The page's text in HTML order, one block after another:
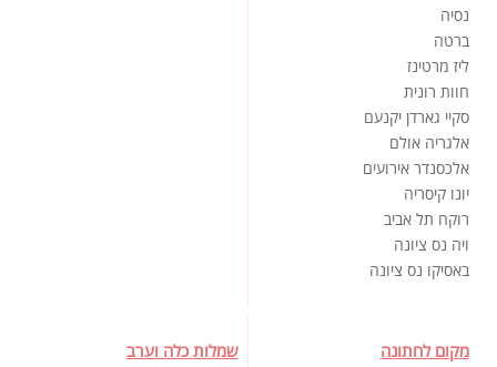
נסיה
ברטה
ליז מרטינז
חוות רונית
סקיי גארדן יקנעם
אלגריה אולם
אלכסנדר אירועים
יונו קיסריה
רוקח תל אביב
ויה נס ציונה
באסיקו נס ציונה
מקום לחתונה שמלות כלה וערב